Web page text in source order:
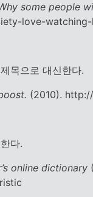
some people
love-
목으로 대신한다.
(2010).
다.
online dictionary